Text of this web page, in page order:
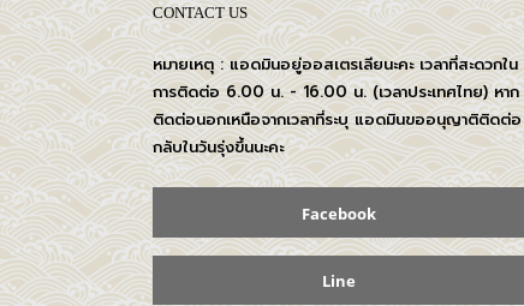
CONTACT US
หมายเหตุ : แอดมินอยู่ออสเตรเลียนะคะ เวลาที่สะดวกใน
การติดต่อ 6.00 น. - 16.00 น. (เวลาประเทศไทย) หาก
ติดต่อนอกเหนือจากเวลาที่ระบุ แอดมินขออนุญาติติดต่อ
กลับในวันรุ่งขึ้นนะคะ
Facebook
Line